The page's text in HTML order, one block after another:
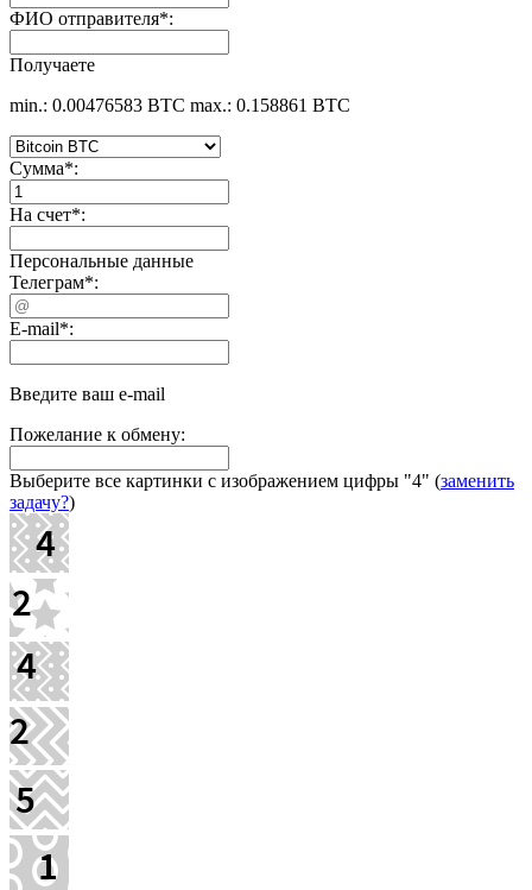
ФИО отправителя*:
Получаете
min.: 0.00476583 BTC max.: 0.158861 BTC
Сумма*:
На счет*:
Персональные данные
Телеграм*:
E-mail*:
Введите ваш e-mail
Пожелание к обмену:
Выберите все картинки с изображением цифры "4" (заменить
задачу?)